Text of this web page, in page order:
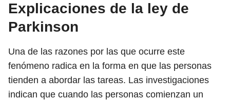
Explicaciones de la ley de
Parkinson
Una de las razones por las que ocurre este
fenómeno radica en la forma en que las personas
tienden a abordar las tareas. Las investigaciones
indican que cuando las personas comienzan un